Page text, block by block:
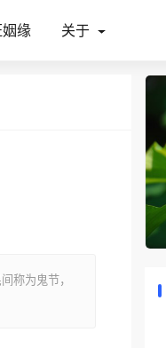
姻缘 关于
称为鬼节，